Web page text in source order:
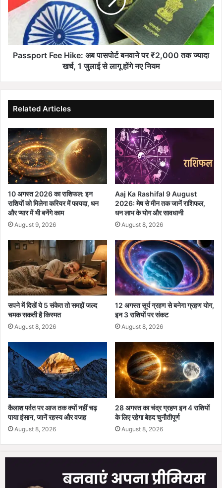
ड़ी
चा
ल
क
आ
दे
चौ
र
ड़ि
पु
लि
स
के
शि
कं
जे
में
o
F
:
अ
ब
पा
स
पो
ब
न
वा
ने
र
₹
2
,
0
0
0
त
क
दा
ख
र्च
,
1
जु
ला
ई
से
Passport Fee Hike: अब पासपोर्ट बनवाने पर ₹2,000 तक ज्यादा
खर्च, 1 जुलाई से लागू होंगे नए नियम
Related Articles
10 अगस्त 2026 का राशिफल: इन
राशियों को मिलेगा करियर में फायदा, धन
और प्यार में भी बनेंगे काम
August 9, 2026
Aaj Ka Rashifal 9 August
2026: मेष से मीन तक जानें राशिफल,
धन लाभ के योग और सावधानी
August 8, 2026
सपने में दिखें ये 5 संकेत तो समझें जल्द
चमक सकती है किस्मत
August 8, 2026
12 अगस्त सूर्य ग्रहण से बनेगा ग्रहण योग,
इन 3 राशियों पर संकट
August 8, 2026
कैलाश पर्वत पर आज तक क्यों नहीं चढ़
पाया इंसान, जानें रहस्य और वजह
August 8, 2026
28 अगस्त का चंद्र ग्रहण इन 4 राशियों
के लिए रहेगा बेहद चुनौतीपूर्ण
August 8, 2026